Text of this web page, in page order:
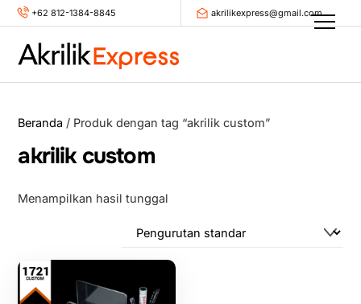
Skip
+62 812-1384-8845 akrilikexpress@gmail.com
Beranda / Produk dengan tag “akrilik custom”
akrilik custom
Menampilkan hasil tunggal